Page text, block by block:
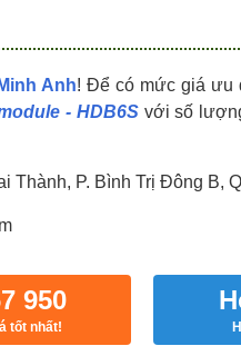
Anh! Để có mức giá ưu
- HDB6S với số
P. Bình Trị Đông B,
950
tốt nhất!